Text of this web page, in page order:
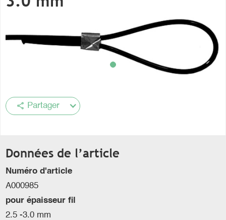
share Partager
Données de l’article
Numéro d'article
A000985
pour épaisseur fil
2.5 -3.0 mm